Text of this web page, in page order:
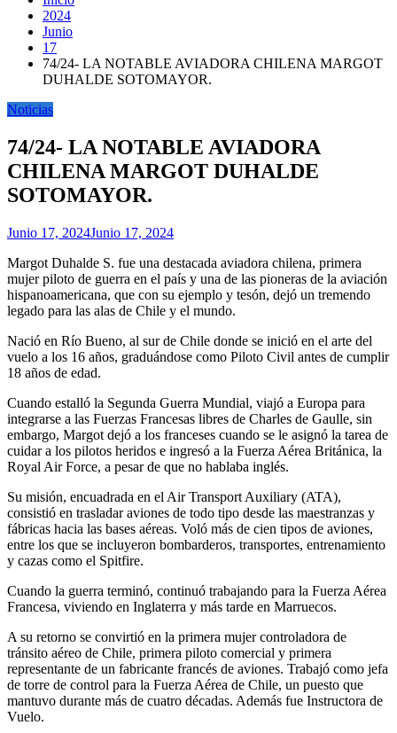
2024
Junio
17
74/24- LA NOTABLE AVIADORA CHILENA MARGOT
DUHALDE SOTOMAYOR.
Noticias
74/24- LA NOTABLE AVIADORA
CHILENA MARGOT DUHALDE
SOTOMAYOR.
Junio 17, 2024Junio 17, 2024
Margot Duhalde S. fue una destacada aviadora chilena, primera
mujer piloto de guerra en el país y una de las pioneras de la aviación
hispanoamericana, que con su ejemplo y tesón, dejó un tremendo
legado para las alas de Chile y el mundo.
Nació en Río Bueno, al sur de Chile donde se inició en el arte del
vuelo a los 16 años, graduándose como Piloto Civil antes de cumplir
18 años de edad.
Cuando estalló la Segunda Guerra Mundial, viajó a Europa para
integrarse a las Fuerzas Francesas libres de Charles de Gaulle, sin
embargo, Margot dejó a los franceses cuando se le asignó la tarea de
cuidar a los pilotos heridos e ingresó a la Fuerza Aérea Británica, la
Royal Air Force, a pesar de que no hablaba inglés.
Su misión, encuadrada en el Air Transport Auxiliary (ATA),
consistió en trasladar aviones de todo tipo desde las maestranzas y
fábricas hacia las bases aéreas. Voló más de cien tipos de aviones,
entre los que se incluyeron bombarderos, transportes, entrenamiento
y cazas como el Spitfire.
Cuando la guerra terminó, continuó trabajando para la Fuerza Aérea
Francesa, viviendo en Inglaterra y más tarde en Marruecos.
A su retorno se convirtió en la primera mujer controladora de
tránsito aéreo de Chile, primera piloto comercial y primera
representante de un fabricante francés de aviones. Trabajó como jefa
de torre de control para la Fuerza Aérea de Chile, un puesto que
mantuvo durante más de cuatro décadas. Además fue Instructora de
Vuelo.